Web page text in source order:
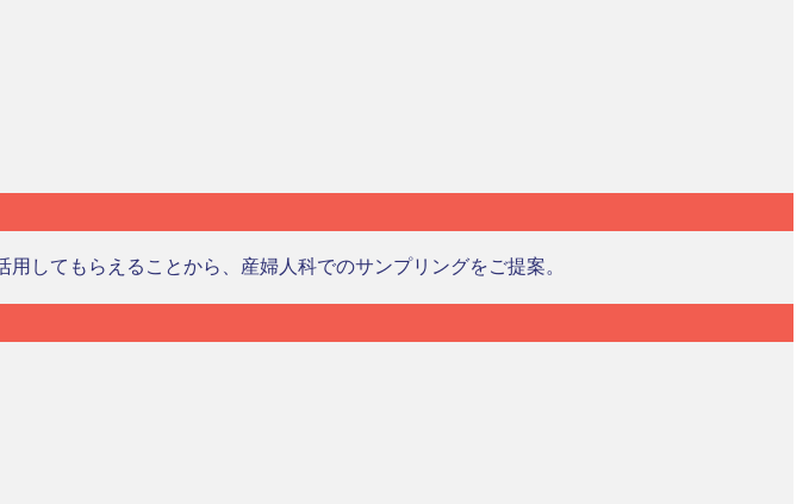
してもらえることから、産婦人科でのサンプリングをご提案。